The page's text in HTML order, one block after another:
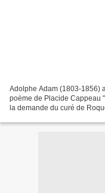
Adolphe Adam (1803-1856)
poème de Placide Cappeau
la demande du curé de